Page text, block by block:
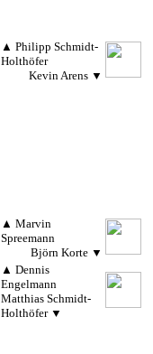
▲ Philipp Schmidt-
Holthöfer
Kevin Arens ▼
▲ Marvin
Spreemann
Björn Korte ▼
▲ Dennis
Engelmann
Matthias Schmidt-
Holthöfer ▼